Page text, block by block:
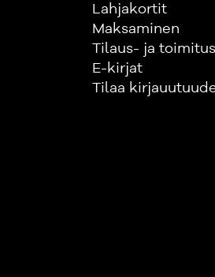
Lahjakortit
Maksaminen
Tilaus- ja
E-kirjat
Tilaa